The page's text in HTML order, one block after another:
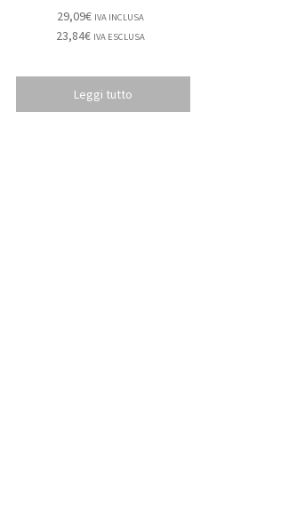
29,09€ IVA INCLUSA
23,84€ IVA ESCLUSA
Leggi tutto